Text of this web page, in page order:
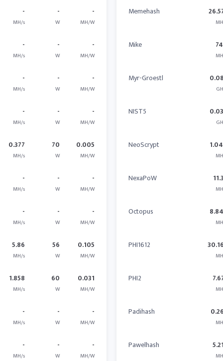
-
MH/s
-
W
-
MH/W
-
MH/s
-
W
-
MH/W
-
MH/s
-
W
-
MH/W
-
MH/s
-
W
-
MH/W
0.377
MH/s
70
W
0.005
MH/W
-
MH/s
-
W
-
MH/W
-
MH/s
-
W
-
MH/W
5.86
MH/s
56
W
0.105
MH/W
1.858
MH/s
60
W
0.031
MH/W
-
MH/s
-
W
-
MH/W
-
MH/s
-
W
-
MH/W
Memehash
Mike
Myr-Groestl
NIST5
NeoScrypt
NexaPoW
Octopus
PHI1612
PHI2
Padihash
Pawelhash